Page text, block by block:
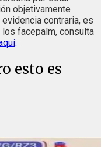
objetivamente
contraria, es
facepalm, consulta
.
esto es